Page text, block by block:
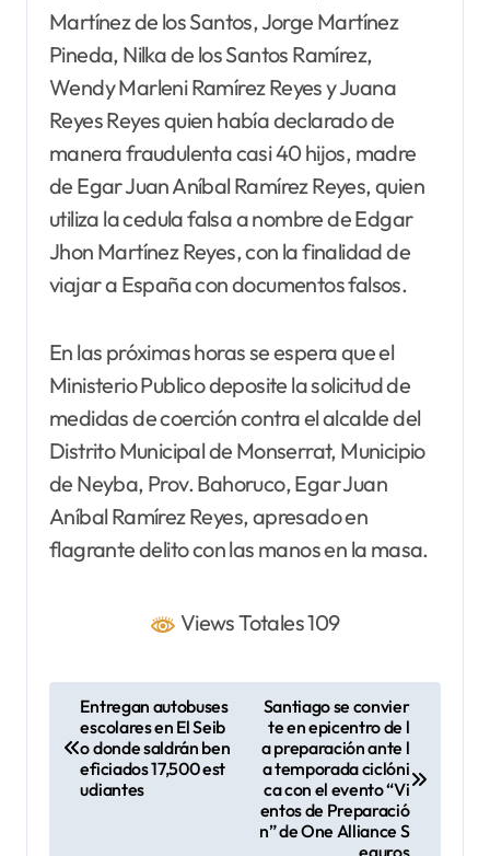
Martínez de los Santos, Jorge Martínez
Pineda, Nilka de los Santos Ramírez,
Wendy Marleni Ramírez Reyes y Juana
Reyes Reyes quien había declarado de
manera fraudulenta casi 40 hijos, madre
de Egar Juan Aníbal Ramírez Reyes, quien
utiliza la cedula falsa a nombre de Edgar
Jhon Martínez Reyes, con la finalidad de
viajar a España con documentos falsos.
En las próximas horas se espera que el
Ministerio Publico deposite la solicitud de
medidas de coerción contra el alcalde del
Distrito Municipal de Monserrat, Municipio
de Neyba, Prov. Bahoruco, Egar Juan
Aníbal Ramírez Reyes, apresado en
flagrante delito con las manos en la masa.
Views Totales 109
Entregan autobuses
escolares en El Seib
o donde saldrán ben
eficiados 17,500 est
udiantes
Santiago se convier
te en epicentro de l
a preparación ante l
a temporada ciclóni
ca con el evento “Vi
entos de Preparació
n” de One Alliance S
eguros